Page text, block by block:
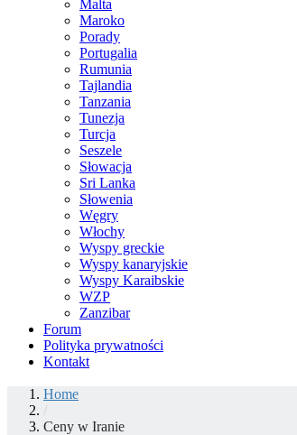
Malta
Maroko
Porady
Portugalia
Rumunia
Tajlandia
Tanzania
Tunezja
Turcja
Seszele
Słowacja
Sri Lanka
Słowenia
Węgry
Włochy
Wyspy greckie
Wyspy kanaryjskie
Wyspy Karaibskie
WZP
Zanzibar
Forum
Polityka prywatności
Kontakt
Home
/
Ceny w Iranie